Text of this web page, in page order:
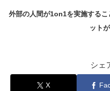
外部の人間が1on1を実施するこ
ット
シェ
X